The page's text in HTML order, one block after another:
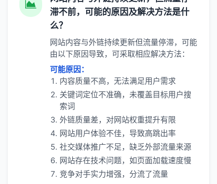
滞不前，可能的原因及解决方法是什
么？
网站内容与外链持续更新但流量停滞，可能
由以下原因导致，可采取相应解决方法：
可能原因：
内容质量不高，无法满足用户需求
关键词定位不准确，未覆盖目标用户搜
索词
外链质量差，对网站权重提升有限
网站用户体验不佳，导致高跳出率
社交媒体推广不足，缺乏外部流量来源
网站存在技术问题，如页面加载速度慢
竞争对手实力增强，分流了流量